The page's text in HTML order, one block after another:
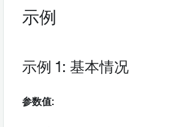
示例
示例 1: 基本情况
参数值: